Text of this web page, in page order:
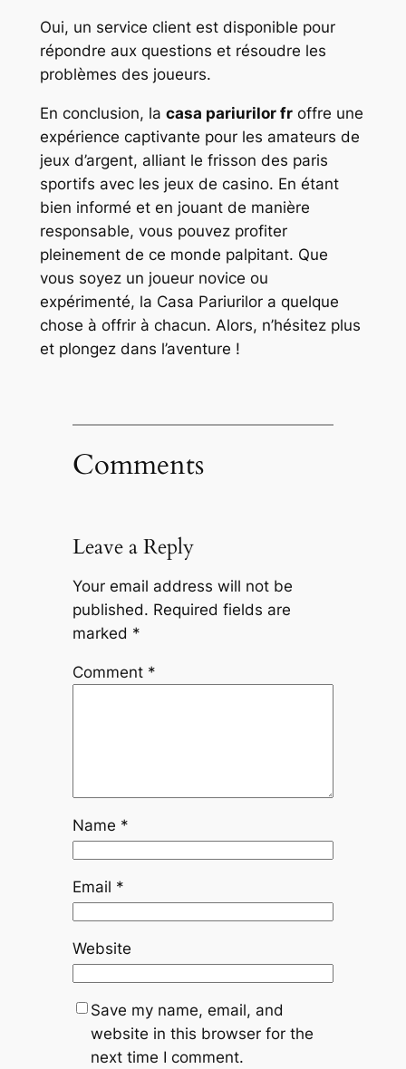
Oui, un service client est disponible pour
répondre aux questions et résoudre les
problèmes des joueurs.
En conclusion, la casa pariurilor froffre une
expérience captivante pour les amateurs de
jeux d’argent, alliant le frisson des paris
sportifs avec les jeux de casino. En étant
bien informé et en jouant de manière
responsable, vous pouvez profiter
pleinement de ce monde palpitant. Que
vous soyez un joueur novice ou
expérimenté, la Casa Pariurilor a quelque
chose à offrir à chacun. Alors, n’hésitez plus
et plongez dans l’aventure !
Comments
Leave a Reply
Your email address will not be
published. Required fields are
marked *
Comment *
Name *
Email *
Website
Save my name, email, and
website in this browser for the
next time I comment.